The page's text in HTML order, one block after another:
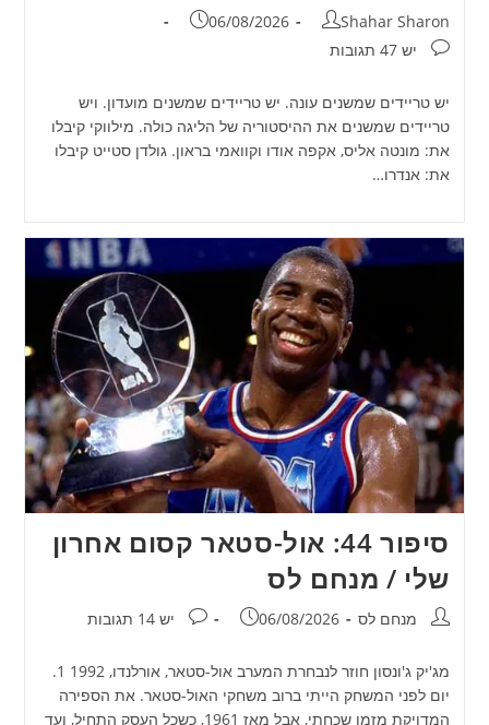
מחבר:
Shahar Sharon פורסם:
06/08/2026
תגובות:
יש 47 תגובות
יש טריידים שמשנים עונה. יש טריידים שמשנים מועדון. ויש
טריידים שמשנים את ההיסטוריה של הליגה כולה. מילווקי קיבלו
את: מונטה אליס, אקפה אודו וקוואמי בראון. גולדן סטייט קיבלו
את: אנדרו…
סיפור 44: אול-סטאר קסום אחרון
שלי / מנחם לס
מחבר:מנחם לס פורסם:
06/08/2026 תגובות:
יש 14 תגובות
מג'יק ג'ונסון חוזר לנבחרת המערב אול-סטאר, אורלנדו, 1992 1.
יום לפני המשחק הייתי ברוב משחקי האול-סטאר. את הספירה
המדויקת מזמן שכחתי, אבל מאז 1961, כשכל העסק התחיל, ועד